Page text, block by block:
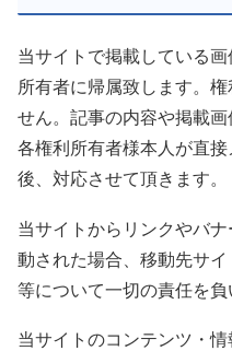
当サイトで掲載している
所有者に帰属致します。
せん。記事の内容や掲載画
各権利所有者様本人が直
後、対応させて頂きます。
当サイトからリンクやバ
動された場合、移動先サ
等について一切の責任を負
当サイトのコンテンツ・